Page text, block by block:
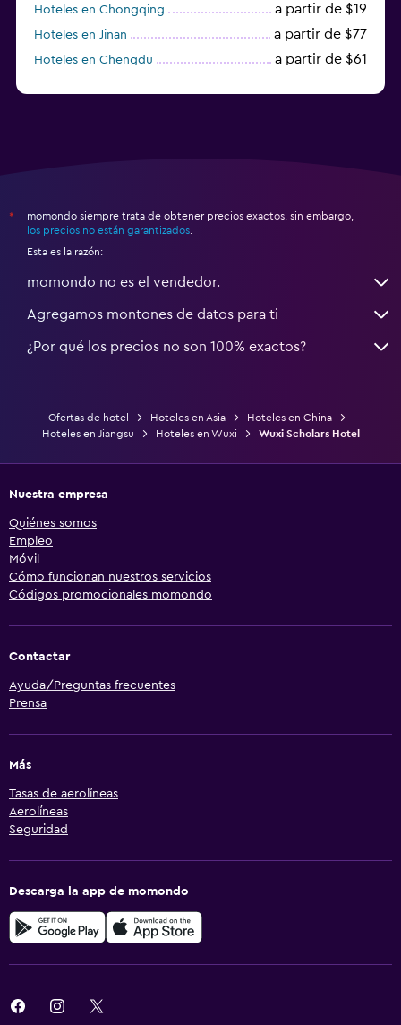
Hoteles en Chongqing a partir de $19
Hoteles en Jinan a partir de $77
Hoteles en Chengdu a partir de $61
*
momondo siempre trata de obtener precios exactos, sin embargo,
los precios no están garantizados
Esta es la razón:
momondo no es el vendedor.
Agregamos montones de datos para ti
¿Por qué los precios no son 100% exactos?
Ofertas de hotel Hoteles en Asia
Hoteles en China
Hoteles en Jiangsu
Hoteles en Wuxi Wuxi Scholars Hotel
Nuestra empresa
Quiénes somos
Empleo
Móvil
Cómo funcionan nuestros servicios
Códigos promocionales momondo
Contactar
Ayuda/Preguntas frecuentes
Prensa
Más
Tasas de aerolíneas
Aerolíneas
Seguridad
Descarga la app de momondo